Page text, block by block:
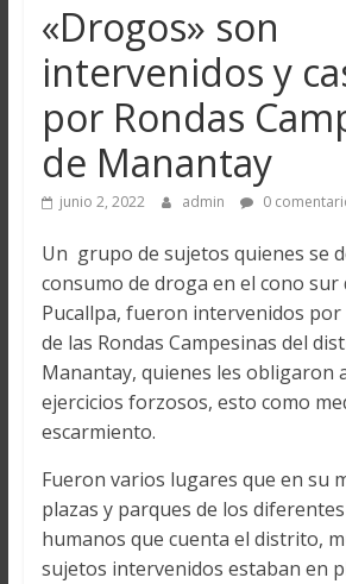
«Drogos» son
intervenidos y
por Rondas
de Manantay
junio 2, 2022 admin 0
Un grupo de sujetos quienes se
consumo de droga en el cono sur
Pucallpa, fueron intervenidos
de las Rondas Campesinas del
Manantay, quienes les obligaron
ejercicios forzosos, esto como
escarmiento.
Fueron varios lugares que en su
plazas y parques de los
humanos que cuenta el distrito,
sujetos intervenidos estaban en